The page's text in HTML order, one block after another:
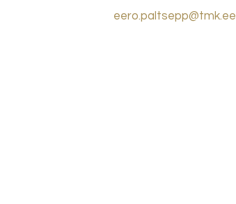
eero.paltsepp@tmk.ee